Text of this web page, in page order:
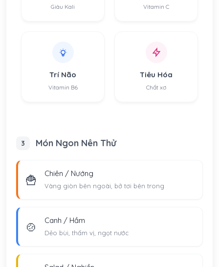
Giàu Kali Vitamin C
Trí Não
Vitamin B6
Tiêu Hóa
Chất xơ
3 Món Ngon Nên Thử
🍟 Chiên / Nướng
Vàng giòn bên ngoài, bở tơi bên trong
🍲 Canh / Hầm
Dẻo bùi, thấm vị, ngọt nước